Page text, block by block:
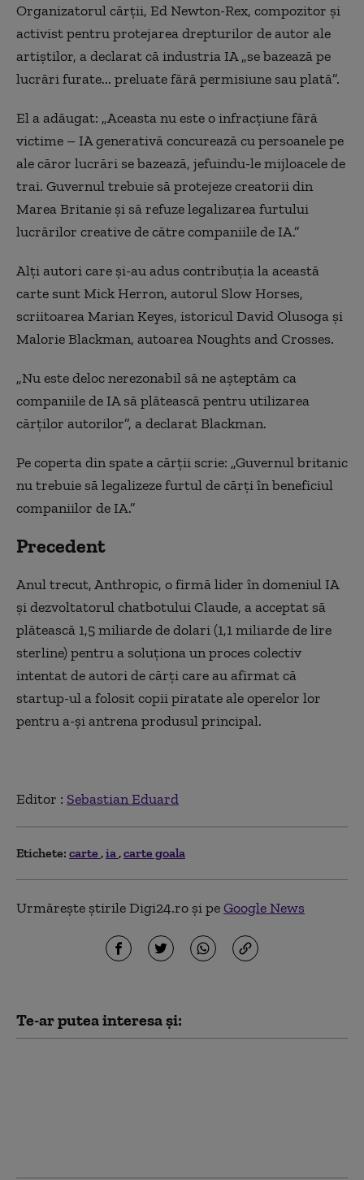
Organizatorul cărții, Ed Newton-Rex, compozitor și
activist pentru protejarea drepturilor de autor ale
artiștilor, a declarat că industria IA „se bazează pe
lucrări furate... preluate fără permisiune sau plată”.
El a adăugat: „Aceasta nu este o infracțiune fără
victime – IA generativă concurează cu persoanele pe
ale căror lucrări se bazează, jefuindu-le mijloacele de
trai. Guvernul trebuie să protejeze creatorii din
Marea Britanie și să refuze legalizarea furtului
lucrărilor creative de către companiile de IA.”
Alți autori care și-au adus contribuția la această
carte sunt Mick Herron, autorul Slow Horses,
scriitoarea Marian Keyes, istoricul David Olusoga și
Malorie Blackman, autoarea Noughts and Crosses.
„Nu este deloc nerezonabil să ne așteptăm ca
companiile de IA să plătească pentru utilizarea
cărților autorilor”, a declarat Blackman.
Pe coperta din spate a cărții scrie: „Guvernul britanic
nu trebuie să legalizeze furtul de cărți în beneficiul
companiilor de IA.”
Precedent
Anul trecut, Anthropic, o firmă lider în domeniul IA
și dezvoltatorul chatbotului Claude, a acceptat să
plătească 1,5 miliarde de dolari (1,1 miliarde de lire
sterline) pentru a soluționa un proces colectiv
intentat de autori de cărți care au afirmat că
startup-ul a folosit copii piratate ale operelor lor
pentru a-și antrena produsul principal.
Editor : Sebastian Eduard
Etichete: carte ia carte goala
Urmărește știrile Digi24.ro și peGoogle News
Te-ar putea interesa și: